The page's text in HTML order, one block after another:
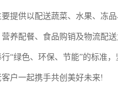
要提供以配送蔬菜、水果、冻
养配餐、食品购销及物流配
“绿色、环保、节能”的标准
户一起携手共创美好未来!